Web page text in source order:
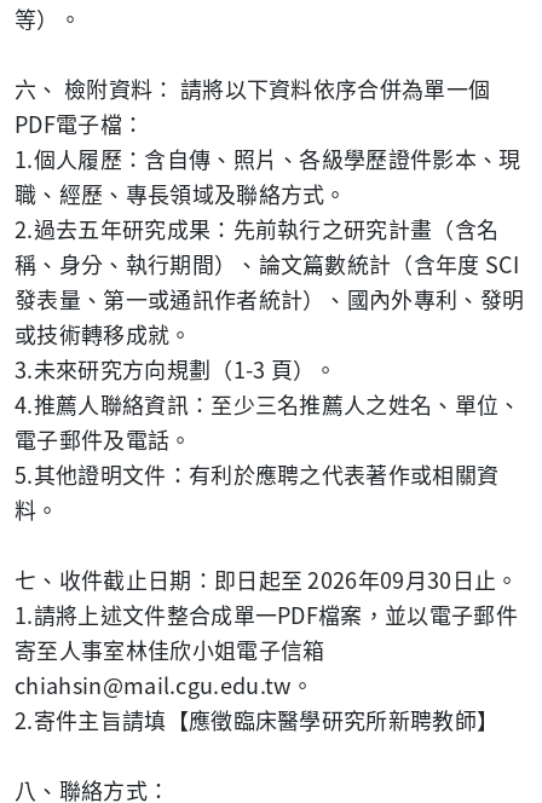
等）。
六、 檢附資料： 請將以下資料依序合併為單一個
PDF電子檔：
1.個人履歷：含自傳、照片、各級學歷證件影本、現
職、經歷、專長領域及聯絡方式。
2.過去五年研究成果：先前執行之研究計畫（含名
稱、身分、執行期間）、論文篇數統計（含年度 SCI
發表量、第一或通訊作者統計）、國內外專利、發明
或技術轉移成就。
3.未來研究方向規劃（1-3 頁）。
4.推薦人聯絡資訊：至少三名推薦人之姓名、單位、
電子郵件及電話。
5.其他證明文件：有利於應聘之代表著作或相關資
料。
七、收件截止日期：即日起至 2026年09月30日止。
1.請將上述文件整合成單一PDF檔案，並以電子郵件
寄至人事室林佳欣小姐電子信箱
chiahsin@mail.cgu.edu.tw。
2.寄件主旨請填【應徵臨床醫學研究所新聘教師】
八、聯絡方式：